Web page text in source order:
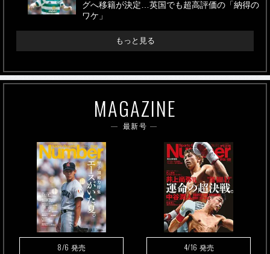
グへ移籍が決定…英国でも超高評価の「納得の
ワケ」
もっと見る
MAGAZINE
最新号
8/6 発売 4/16 発売